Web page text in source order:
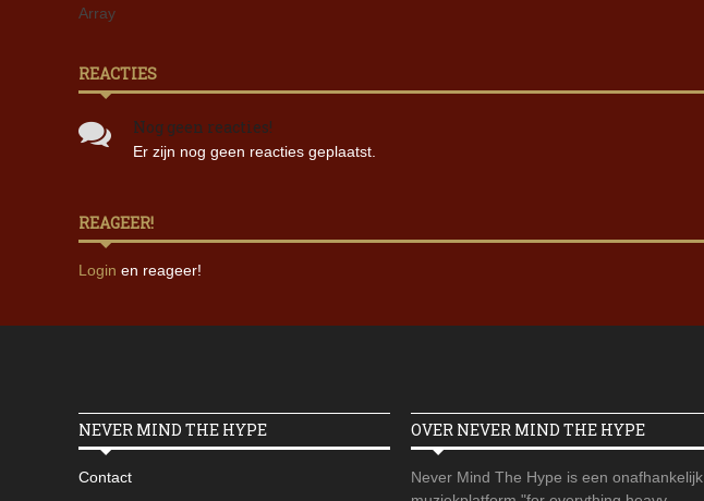
Array
REACTIES
Nog geen reacties!
Er zijn nog geen reacties geplaatst.
REAGEER!
Login en reageer!
NEVER MIND THE HYPE
Contact
OVER NEVER MIND THE HYPE
Never Mind The Hype is een onafhankelijk